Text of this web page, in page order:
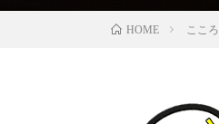
HOME こころ